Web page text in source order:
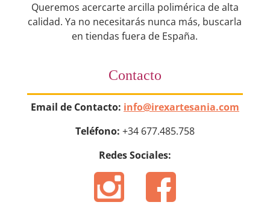
Queremos acercarte arcilla polimérica de alta
calidad. Ya no necesitarás nunca más, buscarla
en tiendas fuera de España.
Contacto
Email de Contacto: info@irexartesania.com
Teléfono: +34 677.485.758
Redes Sociales: